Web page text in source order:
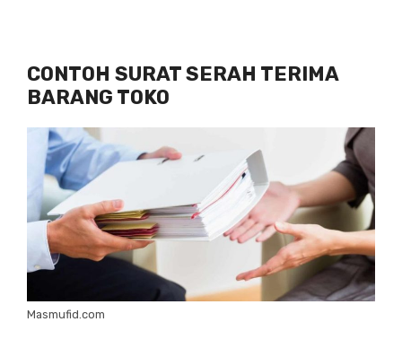
CONTOH SURAT SERAH TERIMA
BARANG TOKO
Masmufid.com